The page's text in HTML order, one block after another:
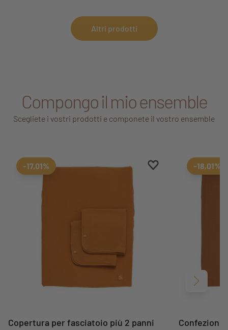
Altri prodotti
Compongo il mio ensemble
Scegliete i vostri prodotti e componete il vostro ensemble
Aggiungi ai preferiti
Rimuovi dai preferiti
-17,01%
Copertura per fasciatoio più 2 panni
-18,01%
Confezione
Avanti